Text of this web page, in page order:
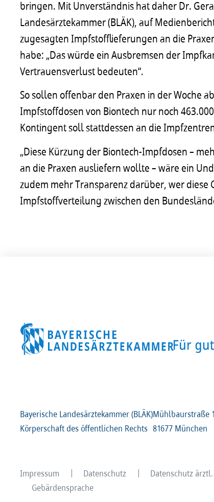
bringen. Mit Unverständnis hat daher Dr.
Landesärztekammer (BLÄK), auf
zugesagten Impfstofflieferungen an die
habe: „Das würde ein Ausbremsen der
Vertrauensverlust bedeuten“.
So sollen offenbar den Praxen in der Woche
Impfstoffdosen von Biontech nur noch
Kontingent soll stattdessen an die
„Diese Kürzung der Biontech-Impfdosen –
an die Praxen ausliefern wollte – wäre ein
zudem mehr Transparenz darüber, wer
Impfstoffverteilung zwischen den
Bayerische Landesärztekammer (BLÄK)
Körperschaft des öffentlichen Rechts
Mühlbaurstraße
81677 München
Impressum Datenschutz Datenschutz
Gebärdensprache